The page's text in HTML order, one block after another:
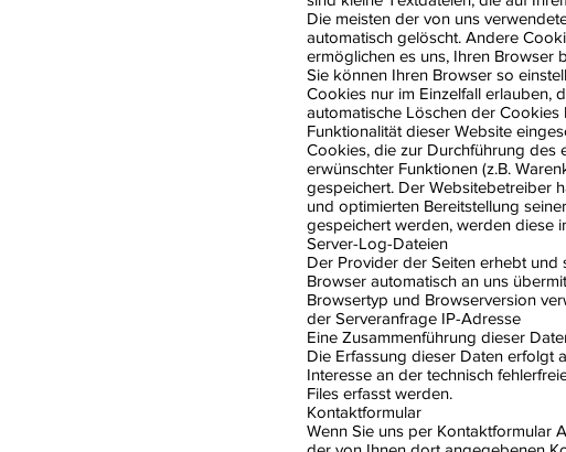
Die meisten der von uns
automatisch gelöscht. Andere
ermöglichen es uns, Ihren Browser
Sie können Ihren Browser so
Cookies nur im Einzelfall erlauben,
automatische Löschen der
Funktionalität dieser Website
Cookies, die zur Durchführung des
erwünschter Funktionen (z.B.
gespeichert. Der Websitebetreiber
und optimierten Bereitstellung
gespeichert werden, werden diese
Server-Log-Dateien
Der Provider der Seiten erhebt
Browser automatisch an uns
Browsertyp und Browserversion
der Serveranfrage IP-Adresse
Eine Zusammenführung dieser
Die Erfassung dieser Daten erfolgt
Interesse an der technisch
Files erfasst werden.
Kontaktformular
Wenn Sie uns per Kontaktformular